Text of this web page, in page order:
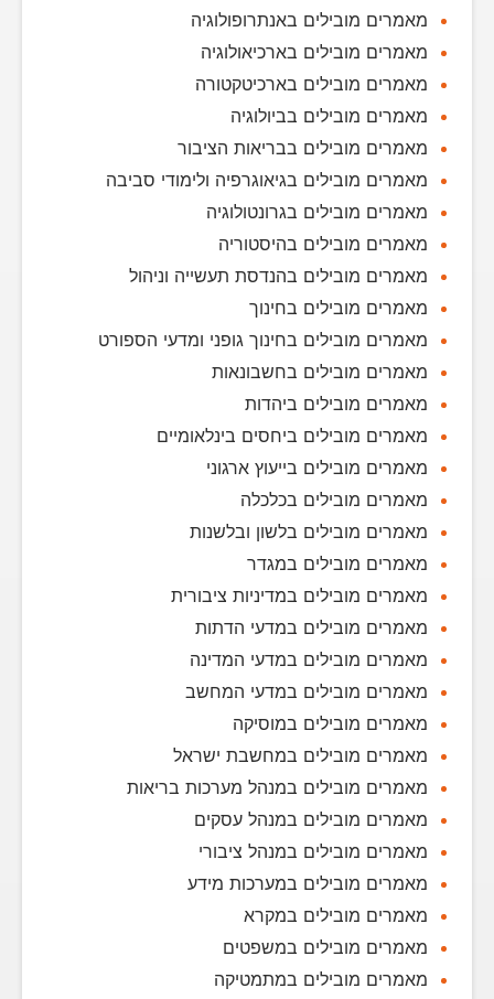
מאמרים מובילים באנתרופולוגיה
מאמרים מובילים בארכיאולוגיה
מאמרים מובילים בארכיטקטורה
מאמרים מובילים בביולוגיה
מאמרים מובילים בבריאות הציבור
מאמרים מובילים בגיאוגרפיה ולימודי סביבה
מאמרים מובילים בגרונטולוגיה
מאמרים מובילים בהיסטוריה
מאמרים מובילים בהנדסת תעשייה וניהול
מאמרים מובילים בחינוך
מאמרים מובילים בחינוך גופני ומדעי הספורט
מאמרים מובילים בחשבונאות
מאמרים מובילים ביהדות
מאמרים מובילים ביחסים בינלאומיים
מאמרים מובילים בייעוץ ארגוני
מאמרים מובילים בכלכלה
מאמרים מובילים בלשון ובלשנות
מאמרים מובילים במגדר
מאמרים מובילים במדיניות ציבורית
מאמרים מובילים במדעי הדתות
מאמרים מובילים במדעי המדינה
מאמרים מובילים במדעי המחשב
מאמרים מובילים במוסיקה
מאמרים מובילים במחשבת ישראל
מאמרים מובילים במנהל מערכות בריאות
מאמרים מובילים במנהל עסקים
מאמרים מובילים במנהל ציבורי
מאמרים מובילים במערכות מידע
מאמרים מובילים במקרא
מאמרים מובילים במשפטים
מאמרים מובילים במתמטיקה